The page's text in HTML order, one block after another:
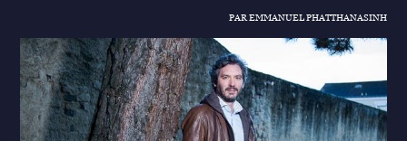
PAR EMMANUEL PHATTHANASINH